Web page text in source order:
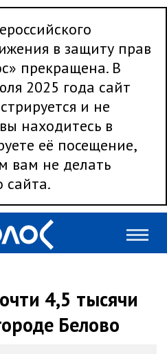
в защиту прав
прекращена. В
2025 года сайт
и не
находитесь в
её посещение,
вам не делать
сайта.
4,5 тысячи
Белово